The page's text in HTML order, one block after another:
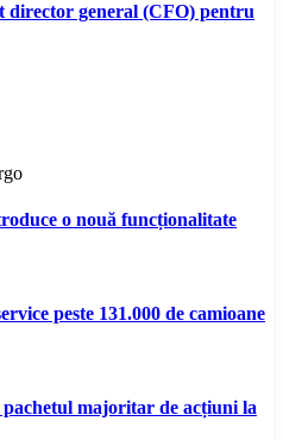
general (CFO) pentru
o nouă funcționalitate
peste 131.000 de camioane
majoritar de acțiuni la